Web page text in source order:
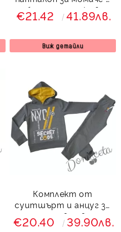
бяло с тениска в
тюркоаз/мента
€21.42 41.89лв.
Виж детайли
Комплект от
суитшърт и анцуг за
момче в сиво
€20.40 39.90лв.